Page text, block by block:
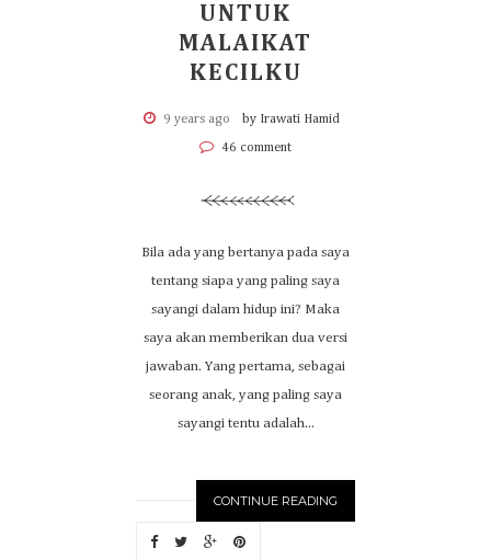
UNTUK
MALAIKAT
KECILKU
9 years ago by Irawati Hamid
46 comment
Bila ada yang bertanya pada saya
tentang siapa yang paling saya
sayangi dalam hidup ini? Maka
saya akan memberikan dua versi
jawaban. Yang pertama, sebagai
seorang anak, yang paling saya
sayangi tentu adalah...
CONTINUE READING